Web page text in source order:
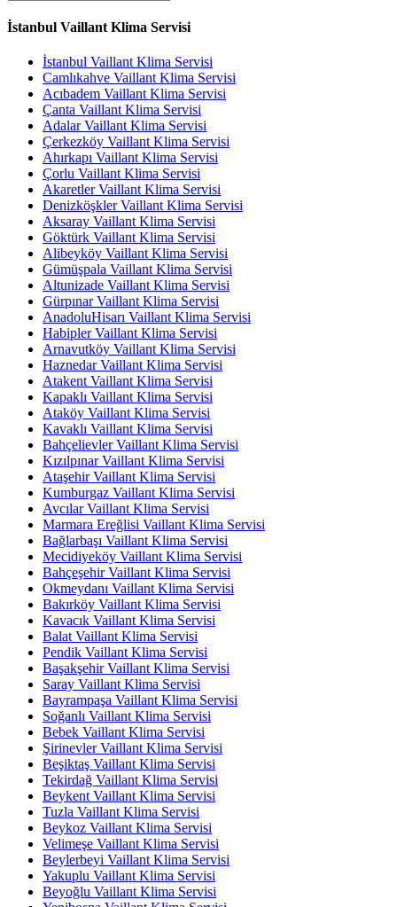
İstanbul Vaillant Klima Servisi
İstanbul Vaillant Klima Servisi
Camlıkahve Vaillant Klima Servisi
Acıbadem Vaillant Klima Servisi
Çanta Vaillant Klima Servisi
Adalar Vaillant Klima Servisi
Çerkezköy Vaillant Klima Servisi
Ahırkapı Vaillant Klima Servisi
Çorlu Vaillant Klima Servisi
Akaretler Vaillant Klima Servisi
Denizköşkler Vaillant Klima Servisi
Aksaray Vaillant Klima Servisi
Göktürk Vaillant Klima Servisi
Alibeyköy Vaillant Klima Servisi
Gümüşpala Vaillant Klima Servisi
Altunizade Vaillant Klima Servisi
Gürpınar Vaillant Klima Servisi
AnadoluHisarı Vaillant Klima Servisi
Habipler Vaillant Klima Servisi
Arnavutköy Vaillant Klima Servisi
Haznedar Vaillant Klima Servisi
Atakent Vaillant Klima Servisi
Kapaklı Vaillant Klima Servisi
Ataköy Vaillant Klima Servisi
Kavaklı Vaillant Klima Servisi
Bahçelievler Vaillant Klima Servisi
Kızılpınar Vaillant Klima Servisi
Ataşehir Vaillant Klima Servisi
Kumburgaz Vaillant Klima Servisi
Avcılar Vaillant Klima Servisi
Marmara Ereğlisi Vaillant Klima Servisi
Bağlarbaşı Vaillant Klima Servisi
Mecidiyeköy Vaillant Klima Servisi
Bahçeşehir Vaillant Klima Servisi
Okmeydanı Vaillant Klima Servisi
Bakırköy Vaillant Klima Servisi
Kavacık Vaillant Klima Servisi
Balat Vaillant Klima Servisi
Pendik Vaillant Klima Servisi
Başakşehir Vaillant Klima Servisi
Saray Vaillant Klima Servisi
Bayrampaşa Vaillant Klima Servisi
Soğanlı Vaillant Klima Servisi
Bebek Vaillant Klima Servisi
Şirinevler Vaillant Klima Servisi
Beşiktaş Vaillant Klima Servisi
Tekirdağ Vaillant Klima Servisi
Beykent Vaillant Klima Servisi
Tuzla Vaillant Klima Servisi
Beykoz Vaillant Klima Servisi
Velimeşe Vaillant Klima Servisi
Beylerbeyi Vaillant Klima Servisi
Yakuplu Vaillant Klima Servisi
Beyoğlu Vaillant Klima Servisi